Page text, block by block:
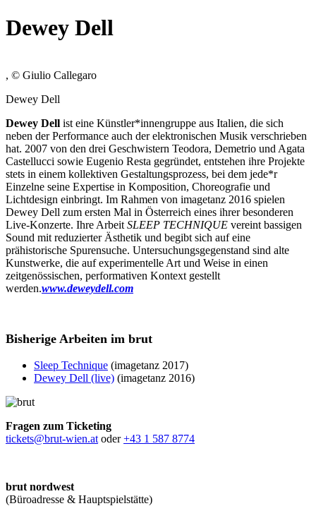
Dewey Dell
, © Giulio Callegaro
Dewey Dell
Dewey Dell ist eine Künstler*innengruppe aus Italien, die sich
neben der Performance auch der elektronischen Musik verschrieben
hat. 2007 von den drei Geschwistern Teodora, Demetrio und Agata
Castellucci sowie Eugenio Resta gegründet, entstehen ihre Projekte
stets in einem kollektiven Gestaltungsprozess, bei dem jede*r
Einzelne seine Expertise in Komposition, Choreografie und
Lichtdesign einbringt. Im Rahmen von imagetanz 2016 spielen
Dewey Dell zum ersten Mal in Österreich eines ihrer besonderen
Live-Konzerte. Ihre Arbeit SLEEP TECHNIQUE vereint bassigen
Sound mit reduzierter Ästhetik und begibt sich auf eine
prähistorische Spurensuche. Untersuchungsgegenstand sind alte
Kunstwerke, die auf experimentelle Art und Weise in einen
zeitgenössischen, performativen Kontext gestellt
werden.www.deweydell.com
Bisherige Arbeiten im brut
Sleep Technique (imagetanz 2017)
Dewey Dell (live) (imagetanz 2016)
Fragen zum Ticketing
tickets@brut-wien.at oder+43 1 587 8774
brut nordwest
(Büroadresse & Hauptspielstätte)